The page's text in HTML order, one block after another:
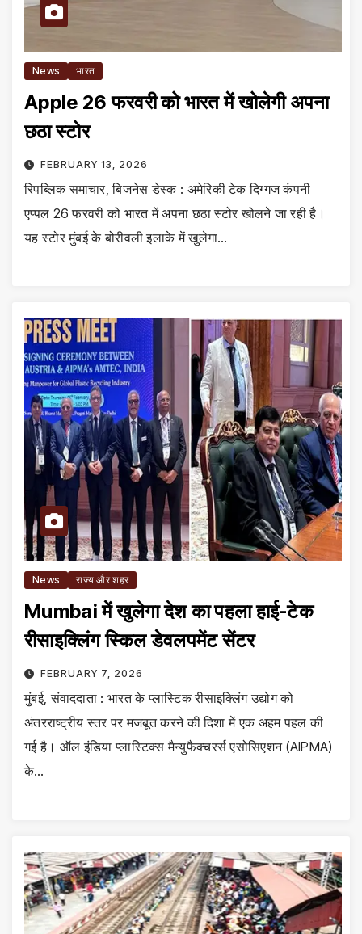
News भारत
Apple 26 फरवरी को भारत में खोलेगी अपना
छठा स्टोर
FEBRUARY 13, 2026
रिपब्लिक समाचार, बिजनेस डेस्क : अमेरिकी टेक दिग्गज कंपनी
एप्पल 26 फरवरी को भारत में अपना छठा स्टोर खोलने जा रही है।
यह स्टोर मुंबई के बोरीवली इलाके में खुलेगा…
News राज्य और शहर
Mumbai में खुलेगा देश का पहला हाई-टेक
रीसाइक्लिंग स्किल डेवलपमेंट सेंटर
FEBRUARY 7, 2026
मुंबई, संवाददाता : भारत के प्लास्टिक रीसाइक्लिंग उद्योग को
अंतरराष्ट्रीय स्तर पर मजबूत करने की दिशा में एक अहम पहल की
गई है। ऑल इंडिया प्लास्टिक्स मैन्युफैक्चरर्स एसोसिएशन (AIPMA)
के…